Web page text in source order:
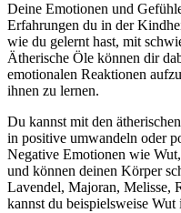
Deine Emotionen und
Erfahrungen du in der
wie du gelernt hast, mit
Ätherische Öle können dir
emotionalen Reaktionen
ihnen zu lernen.
Du kannst mit den
in positive umwandeln oder
Negative Emotionen wie
und können deinen Körper
Lavendel, Majoran, Melisse,
kannst du beispielsweise